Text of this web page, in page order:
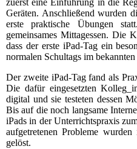
zuerst eine Einführung in die
Geräten. Anschließend wurden
erste praktische Übungen
gemeinsames Mittagessen. Die
dass der erste iPad-Tag ein
normalen Schultags im
Der zweite iPad-Tag fand als
Die dafür eingesetzten
digital und sie testeten dessen
Bis auf die noch langsame
iPads in der Unterrichtspraxis
aufgetretenen Probleme
gelöst.